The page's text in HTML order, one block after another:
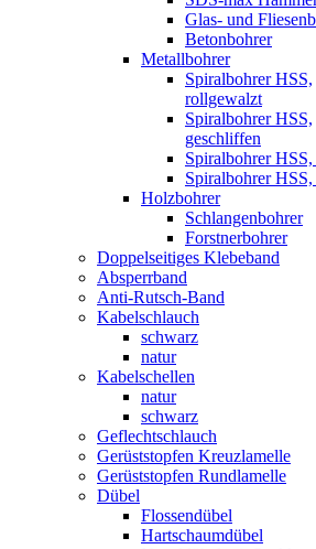
Glas- und
Betonbohrer
Metallbohrer
Spiralbohrer HSS,
rollgewalzt
Spiralbohrer HSS,
geschliffen
Spiralbohrer
Spiralbohrer
Holzbohrer
Schlangenbohrer
Forstnerbohrer
Doppelseitiges Klebeband
Absperrband
Anti-Rutsch-Band
Kabelschlauch
schwarz
natur
Kabelschellen
natur
schwarz
Geflechtschlauch
Gerüststopfen Kreuzlamelle
Gerüststopfen Rundlamelle
Dübel
Flossendübel
Hartschaumdübel